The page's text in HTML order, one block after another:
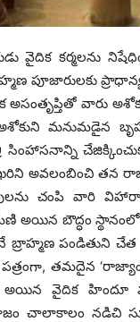
వైదిక కర్మలను
పూజారులకు
వారు
మనుమడైన
సింహాసనాన్ని
అవలంబించి తన
చంపి వారి
అయిన బౌద్ధం
పండితుని చేత
తమదైన
అయిన వైదిక
చాలాకాలం నడిచి